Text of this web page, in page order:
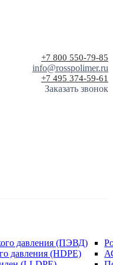
+7 800 550-79-85
info@rosspolimer.ru
+7 495 374-59-61
Заказать звонок
давления (ПЭВД)
давления (HDPE)